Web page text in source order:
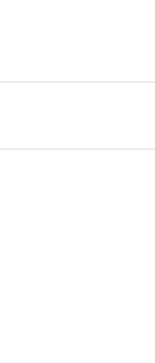
Hotel Takanawa